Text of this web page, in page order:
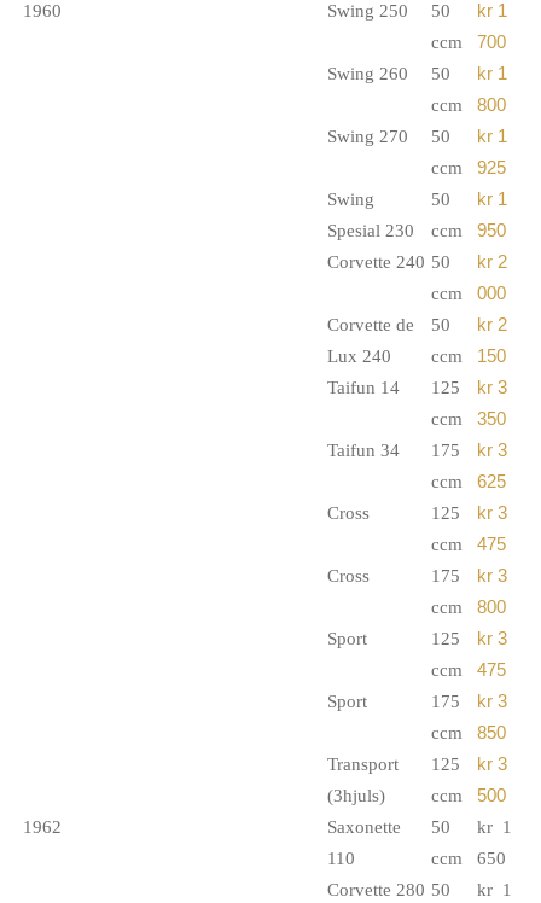
1960
Swing 250
50
ccm
kr 1
700
Swing 260
50
ccm
kr 1
800
Swing 270
50
ccm
kr 1
925
Swing
Spesial 230
50
ccm
kr 1
950
Corvette 240 50
ccm
kr 2
000
Corvette de
Lux 240
50
ccm
kr 2
150
Taifun 14
125
ccm
kr 3
350
Taifun 34
175
ccm
kr 3
625
Cross
125
ccm
kr 3
475
Cross
175
ccm
kr 3
800
Sport
125
ccm
kr 3
475
Sport
175
ccm
kr 3
850
Transport
(3hjuls)
125
ccm
kr 3
500
1962
Saxonette
110
50
ccm
kr 1
650
Corvette 280 50 kr 1